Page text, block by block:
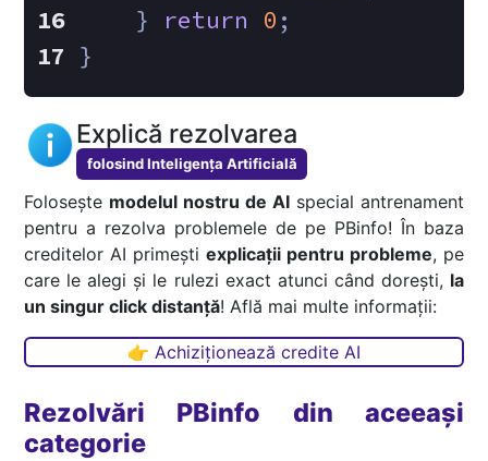
    }
return 0 ;
}
Explică rezolvarea
folosind Inteligența Artificială
Folosește modelul nostru de AIspecial antrenament
pentru a rezolva problemele de pe PBinfo! În baza
creditelor AI primești explicații pentru probleme, pe
care le alegi și le rulezi exact atunci când dorești, la
un singur click distanță! Află mai multe informații:
👉 Achiziționează credite AI
Rezolvări PBinfo din aceeași
categorie